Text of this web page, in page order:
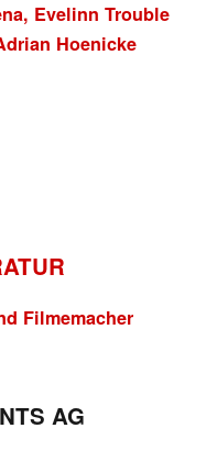
Evelinn Trouble
Hoenicke
Filmemacher
AG